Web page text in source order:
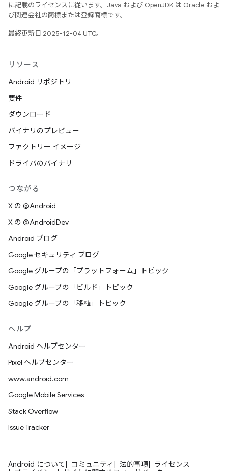
に記載のライセンスに従います。Java および OpenJDK は Oracle およ
び関連会社の商標または登録商標です。
最終更新日 2025-12-04 UTC。
リソース
Android リポジトリ
要件
ダウンロード
バイナリのプレビュー
ファクトリー イメージ
ドライバのバイナリ
つながる
X の @Android
X の @AndroidDev
Android ブログ
Google セキュリティ ブログ
Google グループの「プラットフォーム」トピック
Google グループの「ビルド」トピック
Google グループの「移植」トピック
ヘルプ
Android ヘルプセンター
Pixel ヘルプセンター
www.android.com
Google Mobile Services
Stack Overflow
Issue Tracker
Android について コミュニティ 法的事項
ライセンス